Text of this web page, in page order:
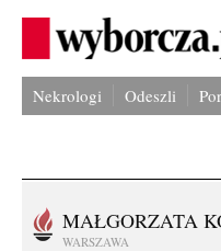
Nekrologi Odeszli
MAŁGORZATA
WARSZAWA